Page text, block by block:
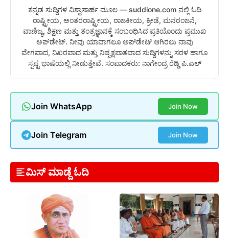
ಕನ್ನಡ ಸುದ್ದಿಗಳ ವಿಶ್ವಾಸಾರ್ಹ ಮೂಲ — suddione.com ನಲ್ಲಿ ಓದಿ
ರಾಷ್ಟ್ರೀಯ, ಅಂತರರಾಷ್ಟ್ರೀಯ, ರಾಜಕೀಯ, ಕ್ರೀಡೆ, ಮನರಂಜನೆ,
ವಾಣಿಜ್ಯ, ಶಿಕ್ಷಣ ಮತ್ತು ತಂತ್ರಜ್ಞಾನಕ್ಕೆ ಸಂಬಂಧಿಸಿದ ಪ್ರತಿಯೊಂದು ಪ್ರಮುಖ
ಅಪ್‌ಡೇಟ್. ನೀವು ಯಾವಾಗಲೂ ಅಪ್‌ಡೇಟ್ ಆಗಿರಲು ನಾವು
ವೇಗವಾದ, ನಿಖರವಾದ ಮತ್ತು ನಿಷ್ಪಕ್ಷಪಾತವಾದ ಸುದ್ದಿಗಳನ್ನು ಸರಳ ಹಾಗೂ
ಸ್ಪಷ್ಟ ಭಾಷೆಯಲ್ಲಿ ನೀಡುತ್ತೇವೆ. ಸಂಪಾದಕರು: ನಾಗೇಂದ್ರ ರೆಡ್ಡಿ ಪಿ.ಎಲ್
Join WhatsApp Join Now
Join Telegram Join Now
ಮಿಸ್ ಮಾಡ್ದೆ ಓದಿ